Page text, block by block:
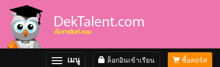
ซื้อคอร์ส
ล็อกอินเข้าเรียน
Toggle
เมนู